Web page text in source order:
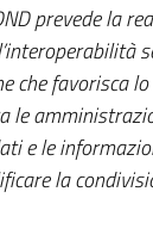
prevede la
favorisca
le
e le
la